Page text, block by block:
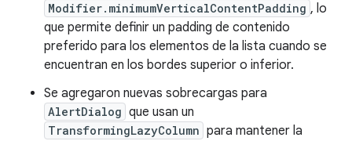
Modifier.minimumVerticalContentPadding , lo
que permite definir un padding de contenido
preferido para los elementos de la lista cuando se
encuentran en los bordes superior o inferior.
Se agregaron nuevas sobrecargas para
AlertDialog que usan un
TransformingLazyColumn para mantener la